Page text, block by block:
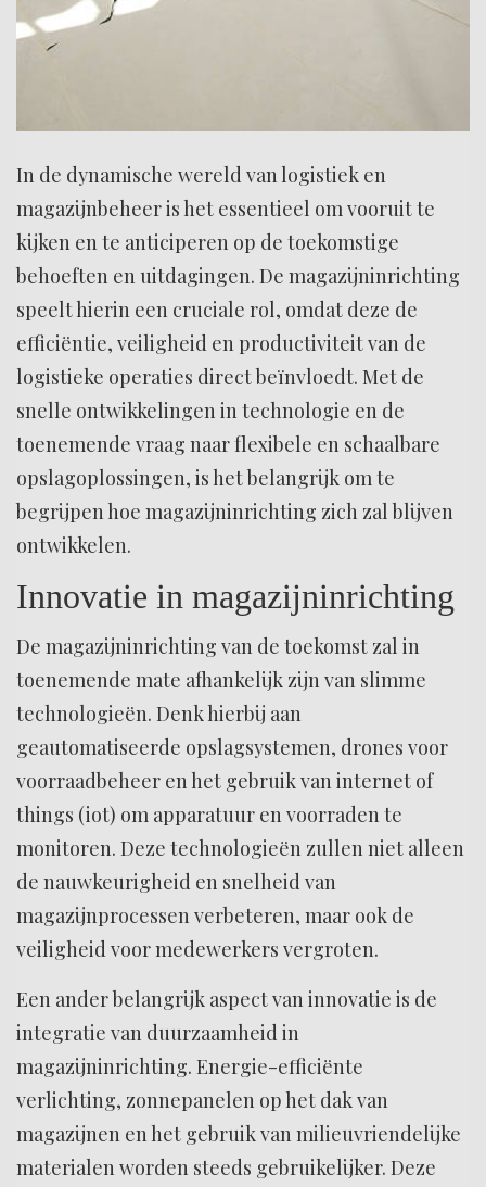
In de dynamische wereld van logistiek en
magazijnbeheer is het essentieel om vooruit te
kijken en te anticiperen op de toekomstige
behoeften en uitdagingen. De magazijninrichting
speelt hierin een cruciale rol, omdat deze de
efficiëntie, veiligheid en productiviteit van de
logistieke operaties direct beïnvloedt. Met de
snelle ontwikkelingen in technologie en de
toenemende vraag naar flexibele en schaalbare
opslagoplossingen, is het belangrijk om te
begrijpen hoe magazijninrichting zich zal blijven
ontwikkelen.
Innovatie in magazijninrichting
De magazijninrichting van de toekomst zal in
toenemende mate afhankelijk zijn van slimme
technologieën. Denk hierbij aan
geautomatiseerde opslagsystemen, drones voor
voorraadbeheer en het gebruik van internet of
things (iot) om apparatuur en voorraden te
monitoren. Deze technologieën zullen niet alleen
de nauwkeurigheid en snelheid van
magazijnprocessen verbeteren, maar ook de
veiligheid voor medewerkers vergroten.
Een ander belangrijk aspect van innovatie is de
integratie van duurzaamheid in
magazijninrichting. Energie-efficiënte
verlichting, zonnepanelen op het dak van
magazijnen en het gebruik van milieuvriendelijke
materialen worden steeds gebruikelijker. Deze